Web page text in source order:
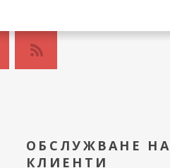
ОБСЛУЖВАНЕ НА
КЛИЕНТИ